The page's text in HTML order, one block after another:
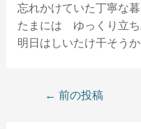
忘れかけていた丁寧な暮
たまには ゆっくり立ち
明日はしいたけ干そう
← 前の投稿